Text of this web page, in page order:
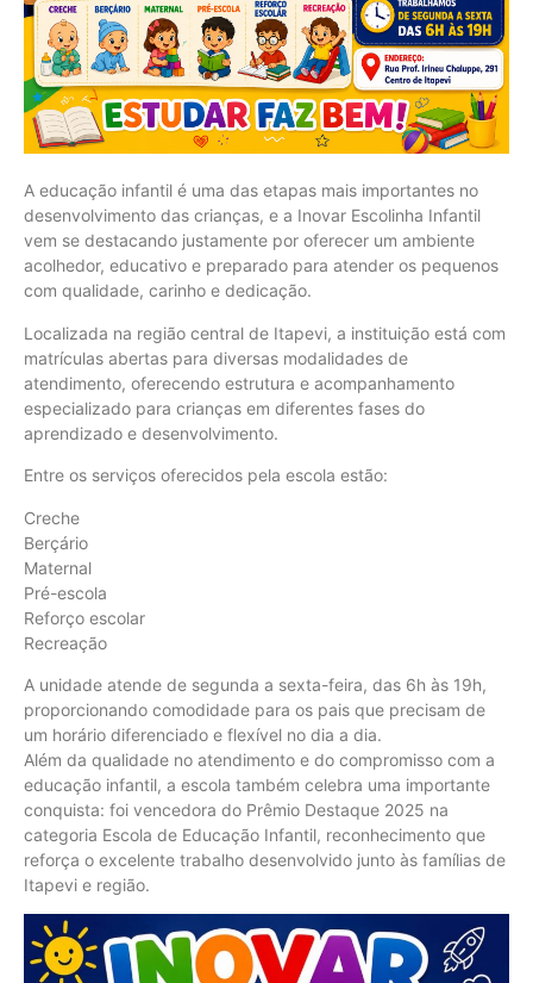
A educação infantil é uma das etapas mais importantes no
desenvolvimento das crianças, e a Inovar Escolinha Infantil
vem se destacando justamente por oferecer um ambiente
acolhedor, educativo e preparado para atender os pequenos
com qualidade, carinho e dedicação.
Localizada na região central de Itapevi, a instituição está com
matrículas abertas para diversas modalidades de
atendimento, oferecendo estrutura e acompanhamento
especializado para crianças em diferentes fases do
aprendizado e desenvolvimento.
Entre os serviços oferecidos pela escola estão:
Creche
Berçário
Maternal
Pré-escola
Reforço escolar
Recreação
A unidade atende de segunda a sexta-feira, das 6h às 19h,
proporcionando comodidade para os pais que precisam de
um horário diferenciado e flexível no dia a dia.
Além da qualidade no atendimento e do compromisso com a
educação infantil, a escola também celebra uma importante
conquista: foi vencedora do Prêmio Destaque 2025 na
categoria Escola de Educação Infantil, reconhecimento que
reforça o excelente trabalho desenvolvido junto às famílias de
Itapevi e região.